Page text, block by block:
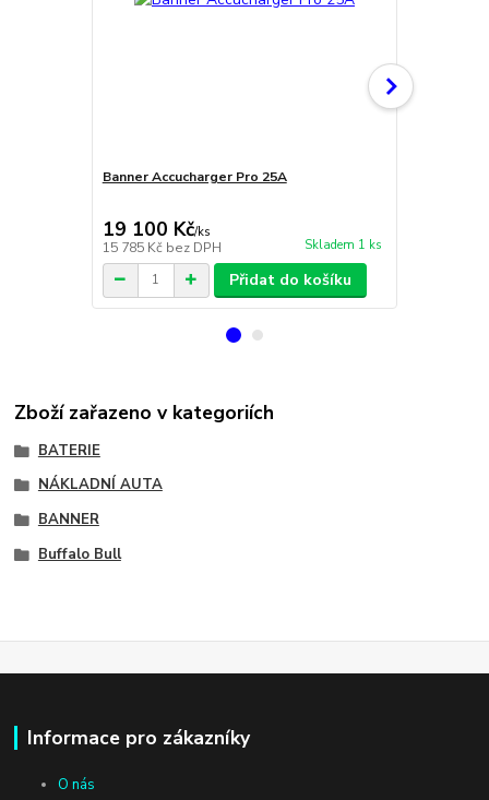
Banner Accucharger Pro 25A
19 100 Kč/ks
15 785 Kč bez DPH Skladem 1 ks
Přidat do košíku
Zboží zařazeno v kategoriích
BATERIE
NÁKLADNÍ AUTA
BANNER
Buffalo Bull
Informace pro zákazníky
O nás